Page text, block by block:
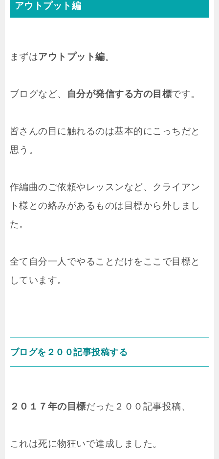
アウトプット編
まずはアウトプット編。
ブログなど、 自分が発信する方の目標です。
皆さんの目に触れるのは基本的にこっちだと
思う。
作編曲のご依頼やレッスンなど、クライアン
ト様との絡みがあるものは目標から外しまし
た。
全て自分一人でやることだけをここで目標と
しています。
ブログを２００記事投稿する
２０１７年の目標だった２００記事投稿、
これは死に物狂いで達成しました。